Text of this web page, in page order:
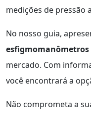
medições de pressão
No nosso guia,
esfigmomanômetros
mercado. Com
você encontrará a
Não comprometa a